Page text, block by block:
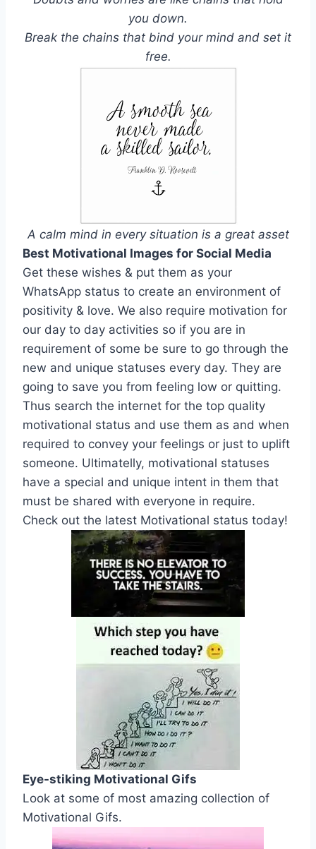
you down.
Break the chains that bind your mind and set it
free.
A calm mind in every situation is a great asset
Best Motivational Images for Social Media
Get these wishes & put them as your
WhatsApp status to create an environment of
positivity & love. We also require motivation for
our day to day activities so if you are in
requirement of some be sure to go through the
new and unique statuses every day. They are
going to save you from feeling low or quitting.
Thus search the internet for the top quality
motivational status and use them as and when
required to convey your feelings or just to uplift
someone. Ultimatelly, motivational statuses
have a special and unique intent in them that
must be shared with everyone in require.
Check out the latest Motivational status today!
Eye-stiking Motivational Gifs
Look at some of most amazing collection of
Motivational Gifs.